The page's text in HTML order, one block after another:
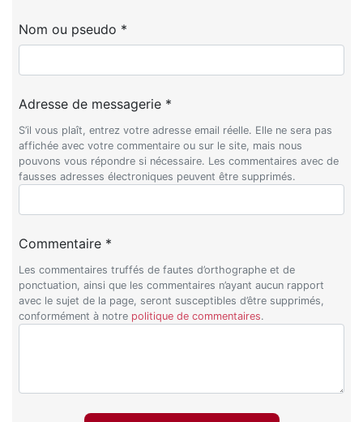
Nom ou pseudo *
Adresse de messagerie *
S’il vous plaît, entrez votre adresse email réelle. Elle ne sera pas
affichée avec votre commentaire ou sur le site, mais nous
pouvons vous répondre si nécessaire. Les commentaires avec de
fausses adresses électroniques peuvent être supprimés.
Commentaire *
Les commentaires truffés de fautes d’orthographe et de
ponctuation, ainsi que les commentaires n’ayant aucun rapport
avec le sujet de la page, seront susceptibles d’être supprimés,
conformément à notre politique de commentaires.